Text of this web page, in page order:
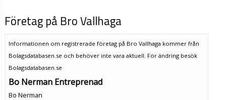
Företag på Bro Vallhaga
Informationen om registrerade företag på Bro Vallhaga kommer från
Bolagsdatabasen.se och behöver inte vara aktuell. För ändring besök
Bolagsdatabasen.se
Bo Nerman Entreprenad
Bo Nerman